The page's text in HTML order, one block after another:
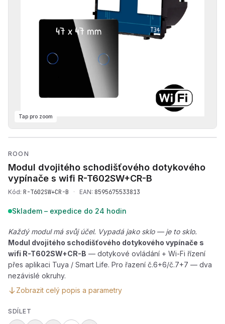
Tap pro zoom
ROON
Modul dvojitého schodišťového dotykového
vypínače s wifi R-T602SW+CR-B
Kód: R-T602SW+CR-B · EAN: 8595675533813
Skladem – expedice do 24 hodin
Každý modul má svůj účel. Vypadá jako sklo — je to sklo.
Modul dvojitého schodišťového dotykového vypínače s
wifi R-T602SW+CR-B — dotykové ovládání + Wi-Fi řízení
přes aplikaci Tuya / Smart Life. Pro řazení č.6+6/č.7+7 — dva
nezávislé okruhy.
Zobrazit celý popis a parametry
SDÍLET